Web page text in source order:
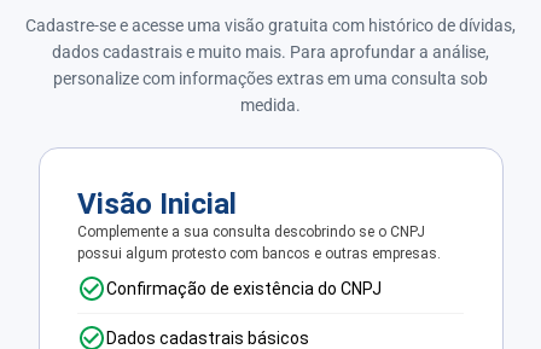
Cadastre-se e acesse uma visão gratuita com histórico de dívidas,
dados cadastrais e muito mais. Para aprofundar a análise,
personalize com informações extras em uma consulta sob
medida.
Visão Inicial
Complemente a sua consulta descobrindo se o CNPJ
possui algum protesto com bancos e outras empresas.
Confirmação de existência do CNPJ
Dados cadastrais básicos